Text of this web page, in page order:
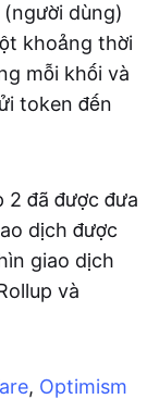
dùng)
khoảng thời
mỗi khối và
token đến
đã được đưa
dịch được
giao dịch
và
, Optimism